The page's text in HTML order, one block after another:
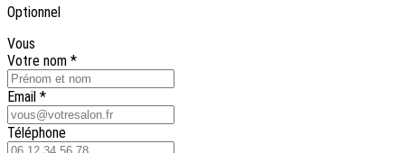
Optionnel
Vous
Votre nom *
Email *
Téléphone